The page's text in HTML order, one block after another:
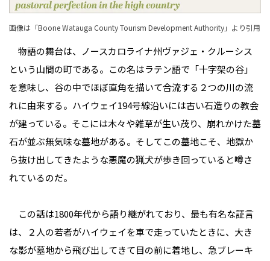
画像は「Boone Watauga County Tourism Development Authority」より引用
物語の舞台は、ノースカロライナ州ヴァジェ・クルーシス
という山間の町である。この名はラテン語で「十字架の谷」
を意味し、谷の中でほぼ直角を描いて合流する２つの川の流
れに由来する。ハイウェイ194号線沿いには古い石造りの教会
が建っている。そこには木々や雑草が生い茂り、崩れかけた墓
石が並ぶ無気味な墓地がある。そしてこの墓地こそ、地獄か
ら抜け出してきたような悪魔の猟犬が歩き回っていると噂さ
れているのだ。
この話は1800年代から語り継がれており、最も有名な証言
は、２人の若者がハイウェイを車で走っていたときに、大き
な影が墓地から飛び出してきて目の前に着地し、急ブレーキ